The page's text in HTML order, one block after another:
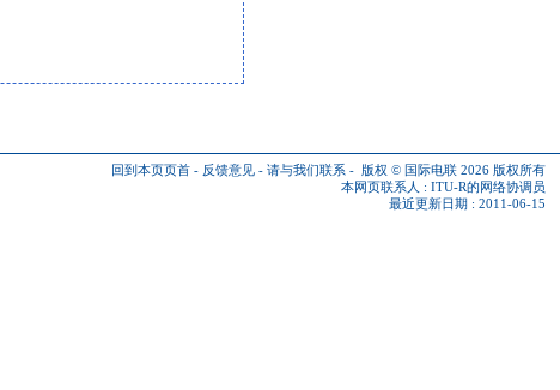
回到本页页首 - 反馈意见 - 请与我们联系 - 版权 © 国际电联 2026 版权所有
本网页联系人 : ITU-R的网络协调员
最近更新日期 : 2011-06-15